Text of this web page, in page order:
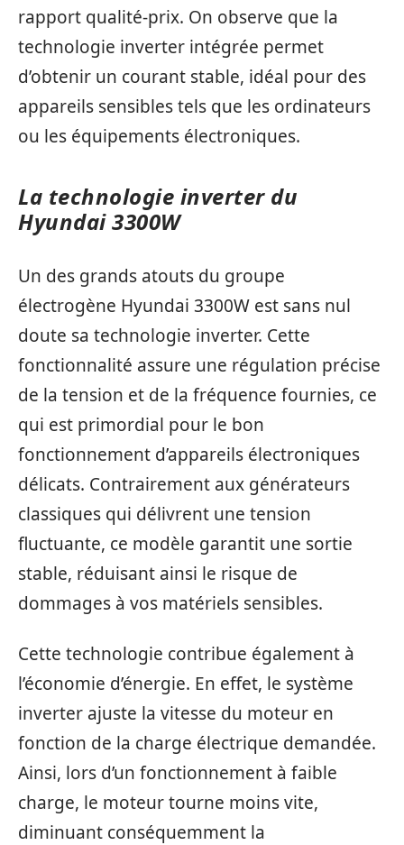
rapport qualité-prix. On observe que la
technologie inverter intégrée permet
d’obtenir un courant stable, idéal pour des
appareils sensibles tels que les ordinateurs
ou les équipements électroniques.
La technologie inverter du
Hyundai 3300W
Un des grands atouts du groupe
électrogène Hyundai 3300W est sans nul
doute sa technologie inverter. Cette
fonctionnalité assure une régulation précise
de la tension et de la fréquence fournies, ce
qui est primordial pour le bon
fonctionnement d’appareils électroniques
délicats. Contrairement aux générateurs
classiques qui délivrent une tension
fluctuante, ce modèle garantit une sortie
stable, réduisant ainsi le risque de
dommages à vos matériels sensibles.
Cette technologie contribue également à
l’économie d’énergie. En effet, le système
inverter ajuste la vitesse du moteur en
fonction de la charge électrique demandée.
Ainsi, lors d’un fonctionnement à faible
charge, le moteur tourne moins vite,
diminuant conséquemment la